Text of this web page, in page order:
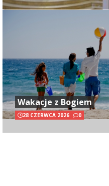
Wakacje z Bogiem
28 CZERWCA 2026 0